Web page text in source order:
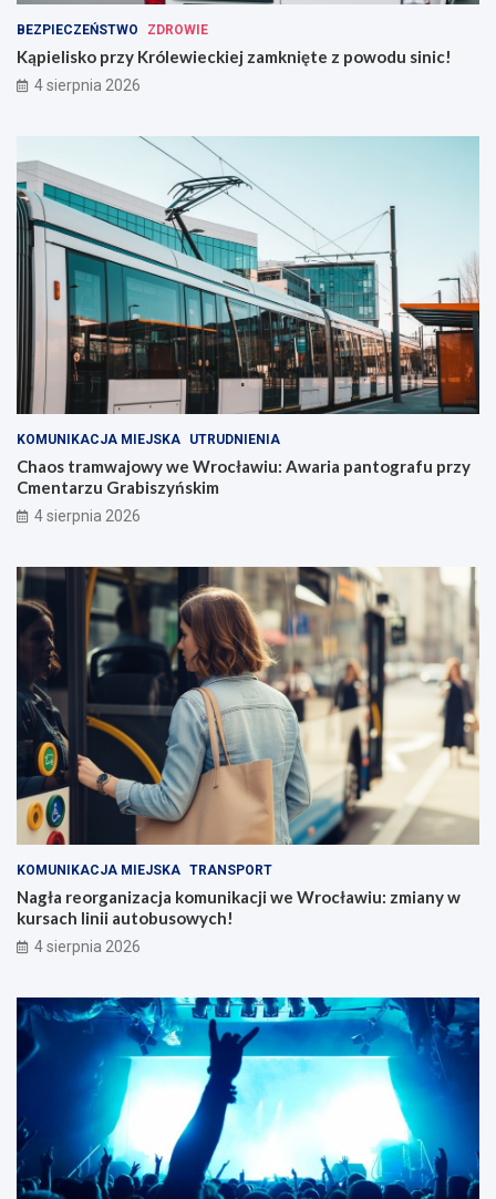
BEZPIECZEŃSTWO ZDROWIE
Kąpielisko przy Królewieckiej zamknięte z powodu sinic!
4 sierpnia 2026
KOMUNIKACJA MIEJSKA UTRUDNIENIA
Chaos tramwajowy we Wrocławiu: Awaria pantografu przy
Cmentarzu Grabiszyńskim
4 sierpnia 2026
KOMUNIKACJA MIEJSKA TRANSPORT
Nagła reorganizacja komunikacji we Wrocławiu: zmiany w
kursach linii autobusowych!
4 sierpnia 2026